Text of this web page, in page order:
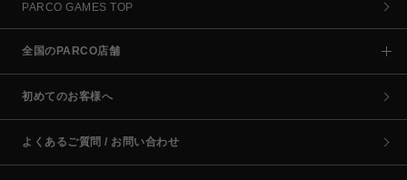
PARCO GAMES TOP
全国のPARCO店舗
初めてのお客様へ
よくあるご質問 / お問い合わせ